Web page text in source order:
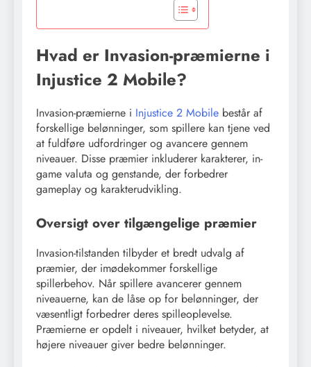
Hvad er Invasion-præmierne i
Injustice 2 Mobile?
Invasion-præmierne i Injustice 2 Mobile består af
forskellige belønninger, som spillere kan tjene ved
at fuldføre udfordringer og avancere gennem
niveauer. Disse præmier inkluderer karakterer, in-
game valuta og genstande, der forbedrer
gameplay og karakterudvikling.
Oversigt over tilgængelige præmier
Invasion-tilstanden tilbyder et bredt udvalg af
præmier, der imødekommer forskellige
spillerbehov. Når spillere avancerer gennem
niveauerne, kan de låse op for belønninger, der
væsentligt forbedrer deres spilleoplevelse.
Præmierne er opdelt i niveauer, hvilket betyder, at
højere niveauer giver bedre belønninger.